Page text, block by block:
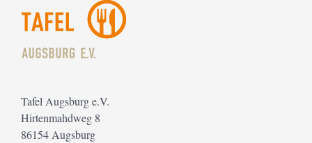
Tafel Augsburg e.V.
Hirtenmahdweg 8
86154 Augsburg